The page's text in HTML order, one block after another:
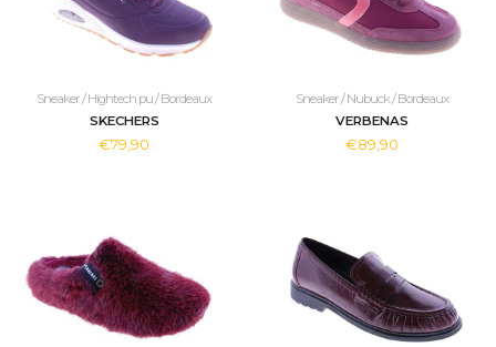
Sneaker / Hightech pu / Bordeaux
SKECHERS
€79,90
Sneaker / Nubuck / Bordeaux
VERBENAS
€89,90